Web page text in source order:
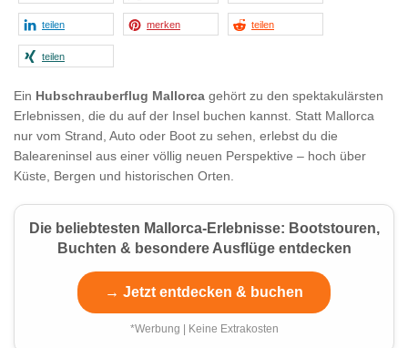
teilen merken teilen
teilen
Ein Hubschrauberflug Mallorca gehört zu den spektakulärsten
Erlebnissen, die du auf der Insel buchen kannst. Statt Mallorca
nur vom Strand, Auto oder Boot zu sehen, erlebst du die
Baleareninsel aus einer völlig neuen Perspektive – hoch über
Küste, Bergen und historischen Orten.
Die beliebtesten Mallorca-Erlebnisse: Bootstouren,
Buchten & besondere Ausflüge entdecken
→ Jetzt entdecken & buchen
*Werbung | Keine Extrakosten